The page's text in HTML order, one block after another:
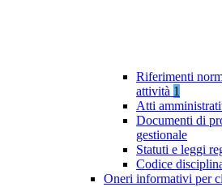
Riferimenti
attività 1
Atti
Documenti di
gestionale
Statuti e leggi
Codice
Oneri informativi per